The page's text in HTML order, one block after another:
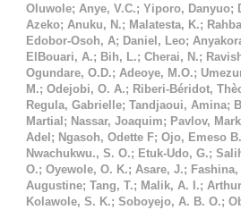
Oluwole; Anye, V.C.; Yiporo, Danyuo;
Azeko; Anuku, N.; Malatesta, K.;
Edobor-Osoh, A; Daniel, Leo;
ElBouari, A.; Bih, L.; Cherai, N.;
Ogundare, O.D.; Adeoye, M.O.;
M.; Odejobi, O. A.; Riberi-Béridot,
Regula, Gabrielle; Tandjaoui, Amina;
Martial ; Nassar, Joaquim; Pavlov,
Adel ; Ngasoh, Odette F; Ojo, Emeso B.
Nwachukwu., S. O.; Etuk-Udo, G.;
O.; Oyewole, O. K.; Asare, J.;
Augustine; Tang, T.; Malik, A. I.;
Kolawole, S. K.; Soboyejo, A. B. O.;